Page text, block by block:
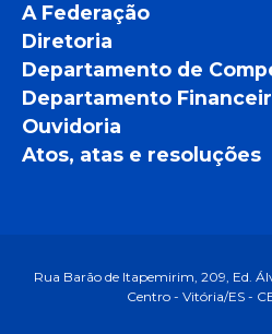
A Federação
Diretoria
Departamento de
Departamento
Ouvidoria
Atos, atas e resoluções
Rua Barão de Itapemirim, 209, Ed.
Centro - Vitória/ES -